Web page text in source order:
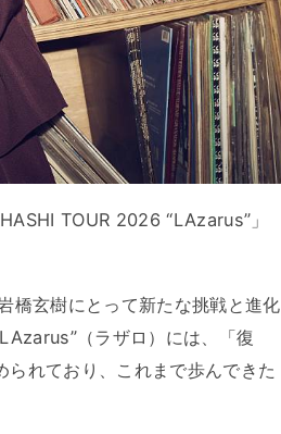
TOUR 2026 “LAzarus”」
橋玄樹にとって新たな挑戦と進化
（ラザロ）には、「復
れており、これまで歩んできた